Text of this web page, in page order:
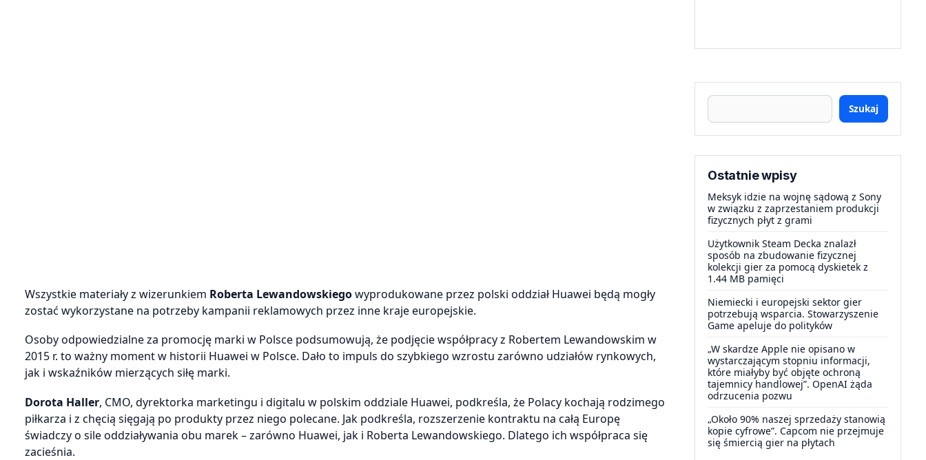
Wszystkie materiały z wizerunkiem Roberta Lewandowskiegowyprodukowane przez polski oddział Huawei będą mogły
zostać wykorzystane na potrzeby kampanii reklamowych przez inne kraje europejskie.
Osoby odpowiedzialne za promocję marki w Polsce podsumowują, że podjęcie współpracy z Robertem Lewandowskim w
2015 r. to ważny moment w historii Huawei w Polsce. Dało to impuls do szybkiego wzrostu zarówno udziałów rynkowych,
jak i wskaźników mierzących siłę marki.
Dorota Haller, CMO, dyrektorka marketingu i digitalu w polskim oddziale Huawei, podkreśla, że Polacy kochają rodzimego
piłkarza i z chęcią sięgają po produkty przez niego polecane. Jak podkreśla, rozszerzenie kontraktu na całą Europę
świadczy o sile oddziaływania obu marek – zarówno Huawei, jak i Roberta Lewandowskiego. Dlatego ich współpraca się
zacieśnia.
Szukaj
Ostatnie wpisy
Meksyk idzie na wojnę sądową z Sony
w związku z zaprzestaniem produkcji
fizycznych płyt z grami
Użytkownik Steam Decka znalazł
sposób na zbudowanie fizycznej
kolekcji gier za pomocą dyskietek z
1.44 MB pamięci
Niemiecki i europejski sektor gier
potrzebują wsparcia. Stowarzyszenie
Game apeluje do polityków
„W skardze Apple nie opisano w
wystarczającym stopniu informacji,
które miałyby być objęte ochroną
tajemnicy handlowej”. OpenAI żąda
odrzucenia pozwu
„Około 90% naszej sprzedaży stanowią
kopie cyfrowe”. Capcom nie przejmuje
się śmiercią gier na płytach